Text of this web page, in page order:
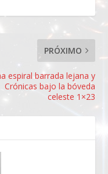
PRÓXIMO
espiral barrada lejana y
Crónicas bajo la bóveda
celeste 1×23